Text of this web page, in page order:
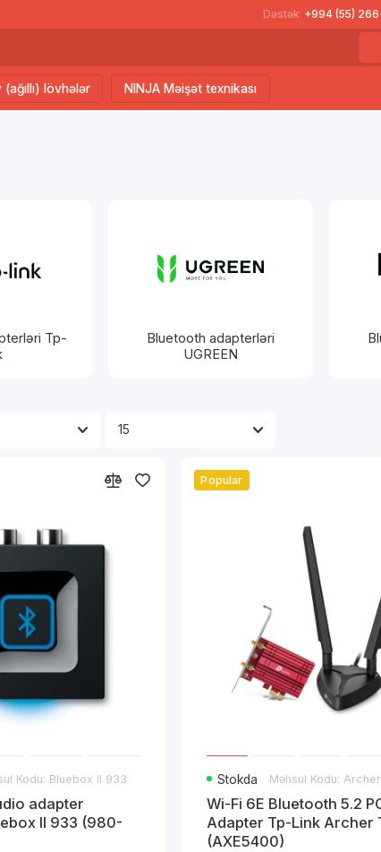
Dəstək +994 (55)
lövhələr NINJA Məişət texnikası
Tp-
Bluetooth adapterləri
UGREEN
Kodu: Bluebox II 933
adapter
II 933 (980-
Popular
Stokda
Wi-Fi 6E Bluetooth 5.2
Adapter Tp-Link Archer
(AXE5400)